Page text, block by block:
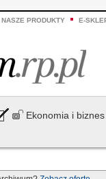
PRODUKTY E-
Ekonomia i biznes